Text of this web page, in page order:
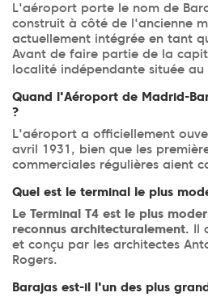
L'aéroport porte le nom de
construit à côté de l'ancienne
actuellement intégrée en tant
Avant de faire partie de la
localité indépendante située
Quand l'Aéroport de Madrid-
?
L'aéroport a officiellement
avril 1931, bien que les
commerciales régulières aient
Quel est le terminal le plus
Le Terminal T4 est le plus
reconnus architecturalement.
et conçu par les architectes
Rogers.
Barajas est-il l'un des plus